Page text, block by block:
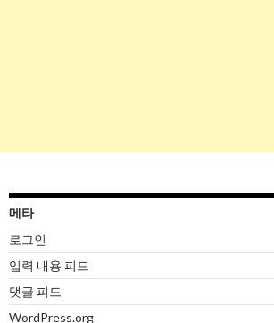
메타
로그인
입력 내용 피드
댓글 피드
WordPress.org